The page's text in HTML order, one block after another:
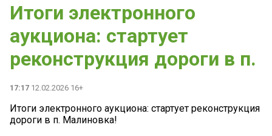
Итоги электронного
аукциона: стартует
реконструкция дороги в п.
17:17 12.02.2026 16+
Итоги электронного аукциона: стартует реконструкция
дороги в п. Малиновка!